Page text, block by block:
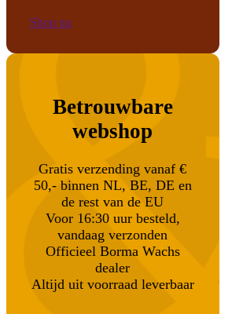
Shop nu
Betrouwbare
webshop
Gratis verzending vanaf €
50,- binnen NL, BE, DE en
de rest van de EU
Voor 16:30 uur besteld,
vandaag verzonden
Officieel Borma Wachs
dealer
Altijd uit voorraad leverbaar